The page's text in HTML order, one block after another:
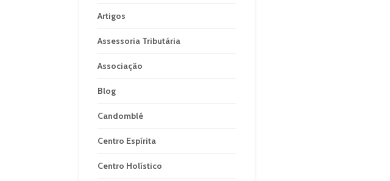
Artigos
Assessoria Tributária
Associação
Blog
Candomblé
Centro Espírita
Centro Holístico